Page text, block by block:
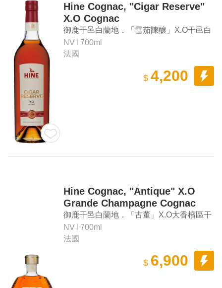
Hine Cognac, "Cigar Reserve"
X.O Cognac
御鹿干邑白蘭地．「雪茄陳釀」X.O干邑白
蘭地
NV
700ml
法國
$ 4,200
Hine Cognac, "Antique" X.O
Grande Champagne Cognac
御鹿干邑白蘭地．「古董」X.O大香檳區干
邑白蘭地
NV
700ml
法國
$ 6,900